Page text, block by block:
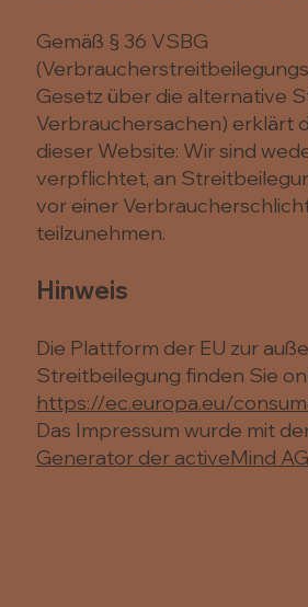
Gemäß § 36 VSBG
Gesetz über die alternative
Verbrauchersachen) erklärt
dieser Website: Wir sind
verpflichtet, an
vor einer
teilzunehmen.
Hinweis
Die Plattform der EU zur
Streitbeilegung finden Sie
https://ec.europa.eu/
Das Impressum wurde mit
Generator der activeMind AG